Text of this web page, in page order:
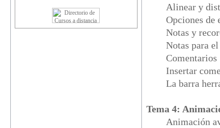
Alinear y
Opciones
Notas y
Notas para
Comentarios
Insertar
La barra
Tema 4:
Animación